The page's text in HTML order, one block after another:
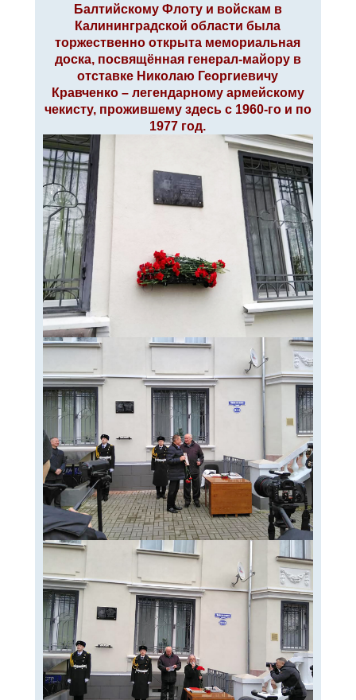
Балтийскому Флоту и войскам в
Калининградской области была
торжественно открыта мемориальная
доска, посвящённая генерал-майору в
отставке Николаю Георгиевичу
Кравченко – легендарному армейскому
чекисту, прожившему здесь с 1960-го и по
1977 год.